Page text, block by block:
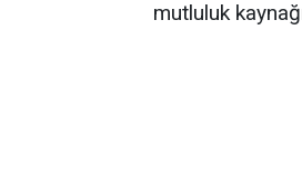
mutluluk